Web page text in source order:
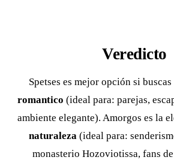
Veredicto
Spetses es mejor opción si
romantico (ideal para: parejas,
ambiente elegante). Amorgos es la
naturaleza (ideal para:
monasterio Hozoviotissa, fans